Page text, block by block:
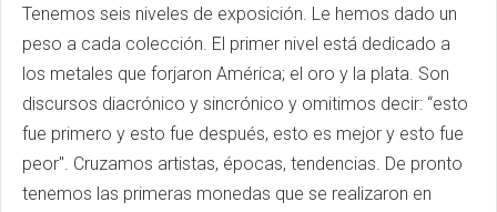
Tenemos seis niveles de exposición. Le hemos dado un
peso a cada colección. El primer nivel está dedicado a
los metales que forjaron América; el oro y la plata. Son
discursos diacrónico y sincrónico y omitimos decir: “esto
fue primero y esto fue después, esto es mejor y esto fue
peor". Cruzamos artistas, épocas, tendencias. De pronto
tenemos las primeras monedas que se realizaron en